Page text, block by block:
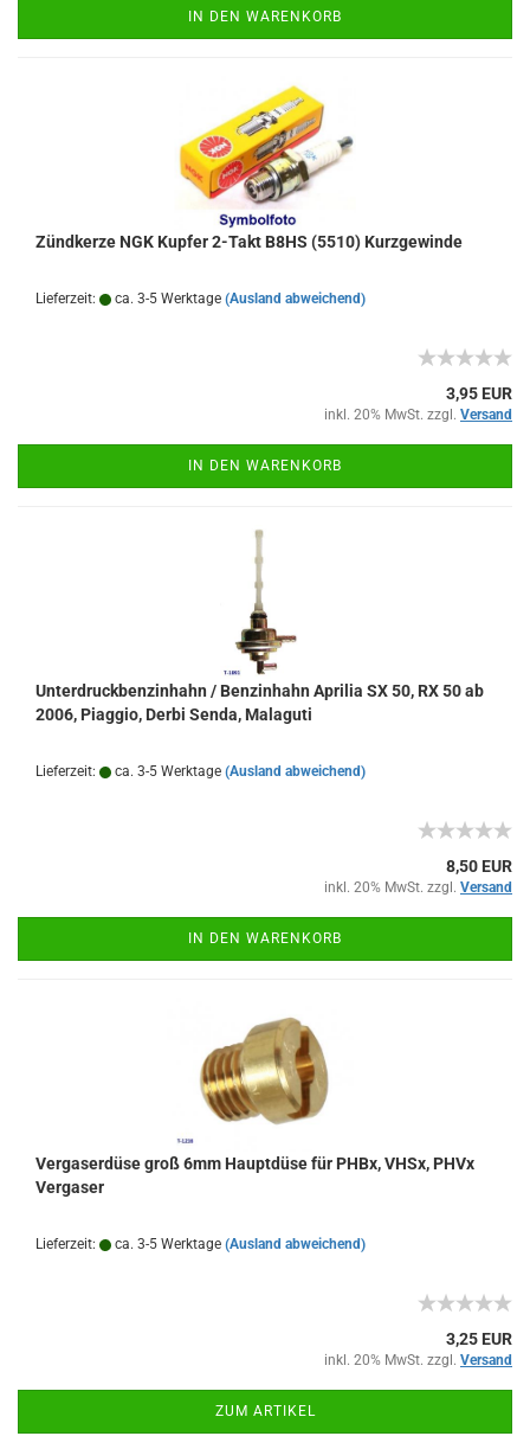
IN DEN WARENKORB
Zündkerze NGK Kupfer 2-Takt B8HS (5510) Kurzgewinde
Lieferzeit: ca. 3-5 Werktage (Ausland abweichend)
3,95 EUR
inkl. 20% MwSt. zzgl. Versand
IN DEN WARENKORB
Unterdruckbenzinhahn / Benzinhahn Aprilia SX 50, RX 50 ab
2006, Piaggio, Derbi Senda, Malaguti
Lieferzeit: ca. 3-5 Werktage (Ausland abweichend)
8,50 EUR
inkl. 20% MwSt. zzgl. Versand
IN DEN WARENKORB
Vergaserdüse groß 6mm Hauptdüse für PHBx, VHSx, PHVx
Vergaser
Lieferzeit: ca. 3-5 Werktage (Ausland abweichend)
3,25 EUR
inkl. 20% MwSt. zzgl. Versand
ZUM ARTIKEL